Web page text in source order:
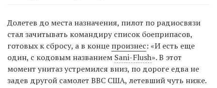
Долетев до места назначения, пилот по радиосвязи
стал зачитывать командиру список боеприпасов,
готовых к сбросу, а в конце произнес: «И есть еще
один, с кодовым названием Sani-Flush». В этот
момент унитаз устремился вниз, по дороге едва не
задев другой самолет ВВС США, летевший чуть ниже.